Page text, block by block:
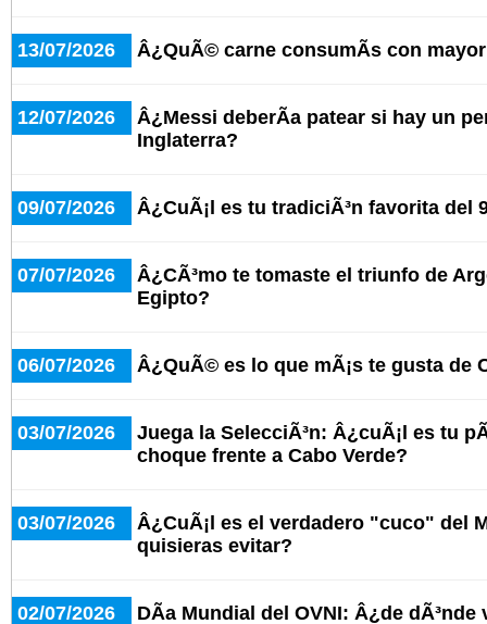
13/07/2026 Â¿QuÃ© carne consumÃ­s con
12/07/2026
Â¿Messi deberÃ­a patear si hay un
Inglaterra?
09/07/2026 Â¿CuÃ¡l es tu tradiciÃ³n favorita del
07/07/2026
Â¿CÃ³mo te tomaste el triunfo de
Egipto?
06/07/2026 Â¿QuÃ© es lo que mÃ¡s te gusta de
03/07/2026
Juega la SelecciÃ³n: Â¿cuÃ¡l es tu
choque frente a Cabo Verde?
03/07/2026
Â¿CuÃ¡l es el verdadero "cuco" del
quisieras evitar?
02/07/2026 DÃ­a Mundial del OVNI: Â¿de dÃ³nde